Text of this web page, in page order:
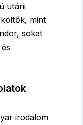
utáni
mint
sokat
irodalom